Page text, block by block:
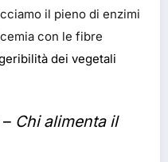
il pieno di enzimi
con le fibre
dei vegetali
Chi alimenta il